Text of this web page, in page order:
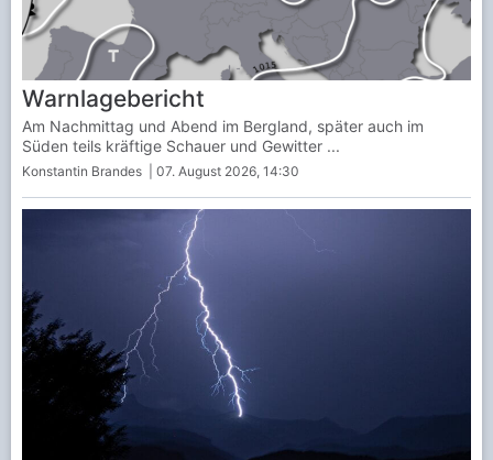
Warnlagebericht
Konstantin Brandes | 07. August 2026, 14:30
Am Nachmittag und Abend im Bergland, später auch im
Süden teils kräftige Schauer und Gewitter ...